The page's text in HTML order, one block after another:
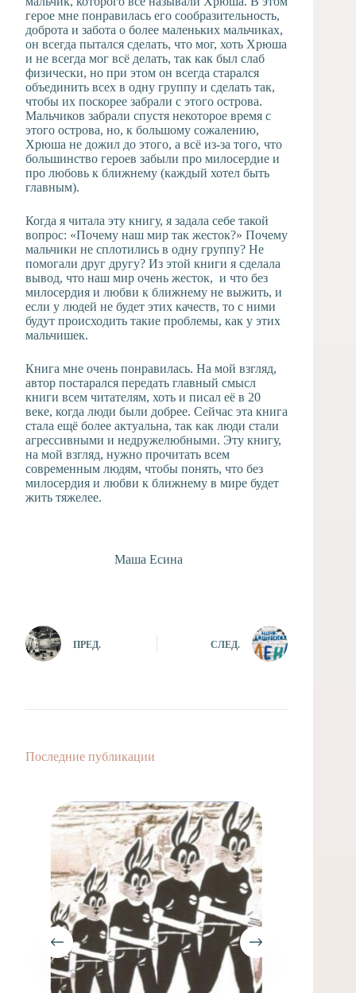
герое мне понравилась его сообразительность,
доброта и забота о более маленьких мальчиках,
он всегда пытался сделать, что мог, хоть Хрюша
и не всегда мог всё делать, так как был слаб
физически, но при этом он всегда старался
объединить всех в одну группу и сделать так,
чтобы их поскорее забрали с этого острова.
Мальчиков забрали спустя некоторое время с
этого острова, но, к большому сожалению,
Хрюша не дожил до этого, а всё из-за того, что
большинство героев забыли про милосердие и
про любовь к ближнему (каждый хотел быть
главным).
Когда я читала эту книгу, я задала себе такой
вопрос: «Почему наш мир так жесток?» Почему
мальчики не сплотились в одну группу? Не
помогали друг другу? Из этой книги я сделала
вывод, что наш мир очень жесток, и что без
милосердия и любви к ближнему не выжить, и
если у людей не будет этих качеств, то с ними
будут происходить такие проблемы, как у этих
мальчишек.
Книга мне очень понравилась. На мой взгляд,
автор постарался передать главный смысл
книги всем читателям, хоть и писал её в 20
веке, когда люди были добрее. Сейчас эта книга
стала ещё более актуальна, так как люди стали
агрессивными и недружелюбными. Эту книгу,
на мой взгляд, нужно прочитать всем
современным людям, чтобы понять, что без
милосердия и любви к ближнему в мире будет
жить тяжелее.
Маша Есина
ПРЕД. СЛЕД.
Последние публикации